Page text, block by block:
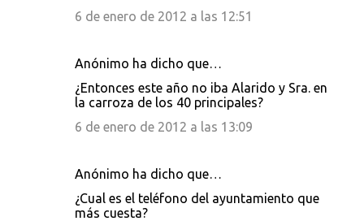
6 de enero de 2012 a las 12:51
Anónimo ha dicho que…
¿Entonces este año no iba Alarido y Sra. en
la carroza de los 40 principales?
6 de enero de 2012 a las 13:09
Anónimo ha dicho que…
¿Cual es el teléfono del ayuntamiento que
más cuesta?